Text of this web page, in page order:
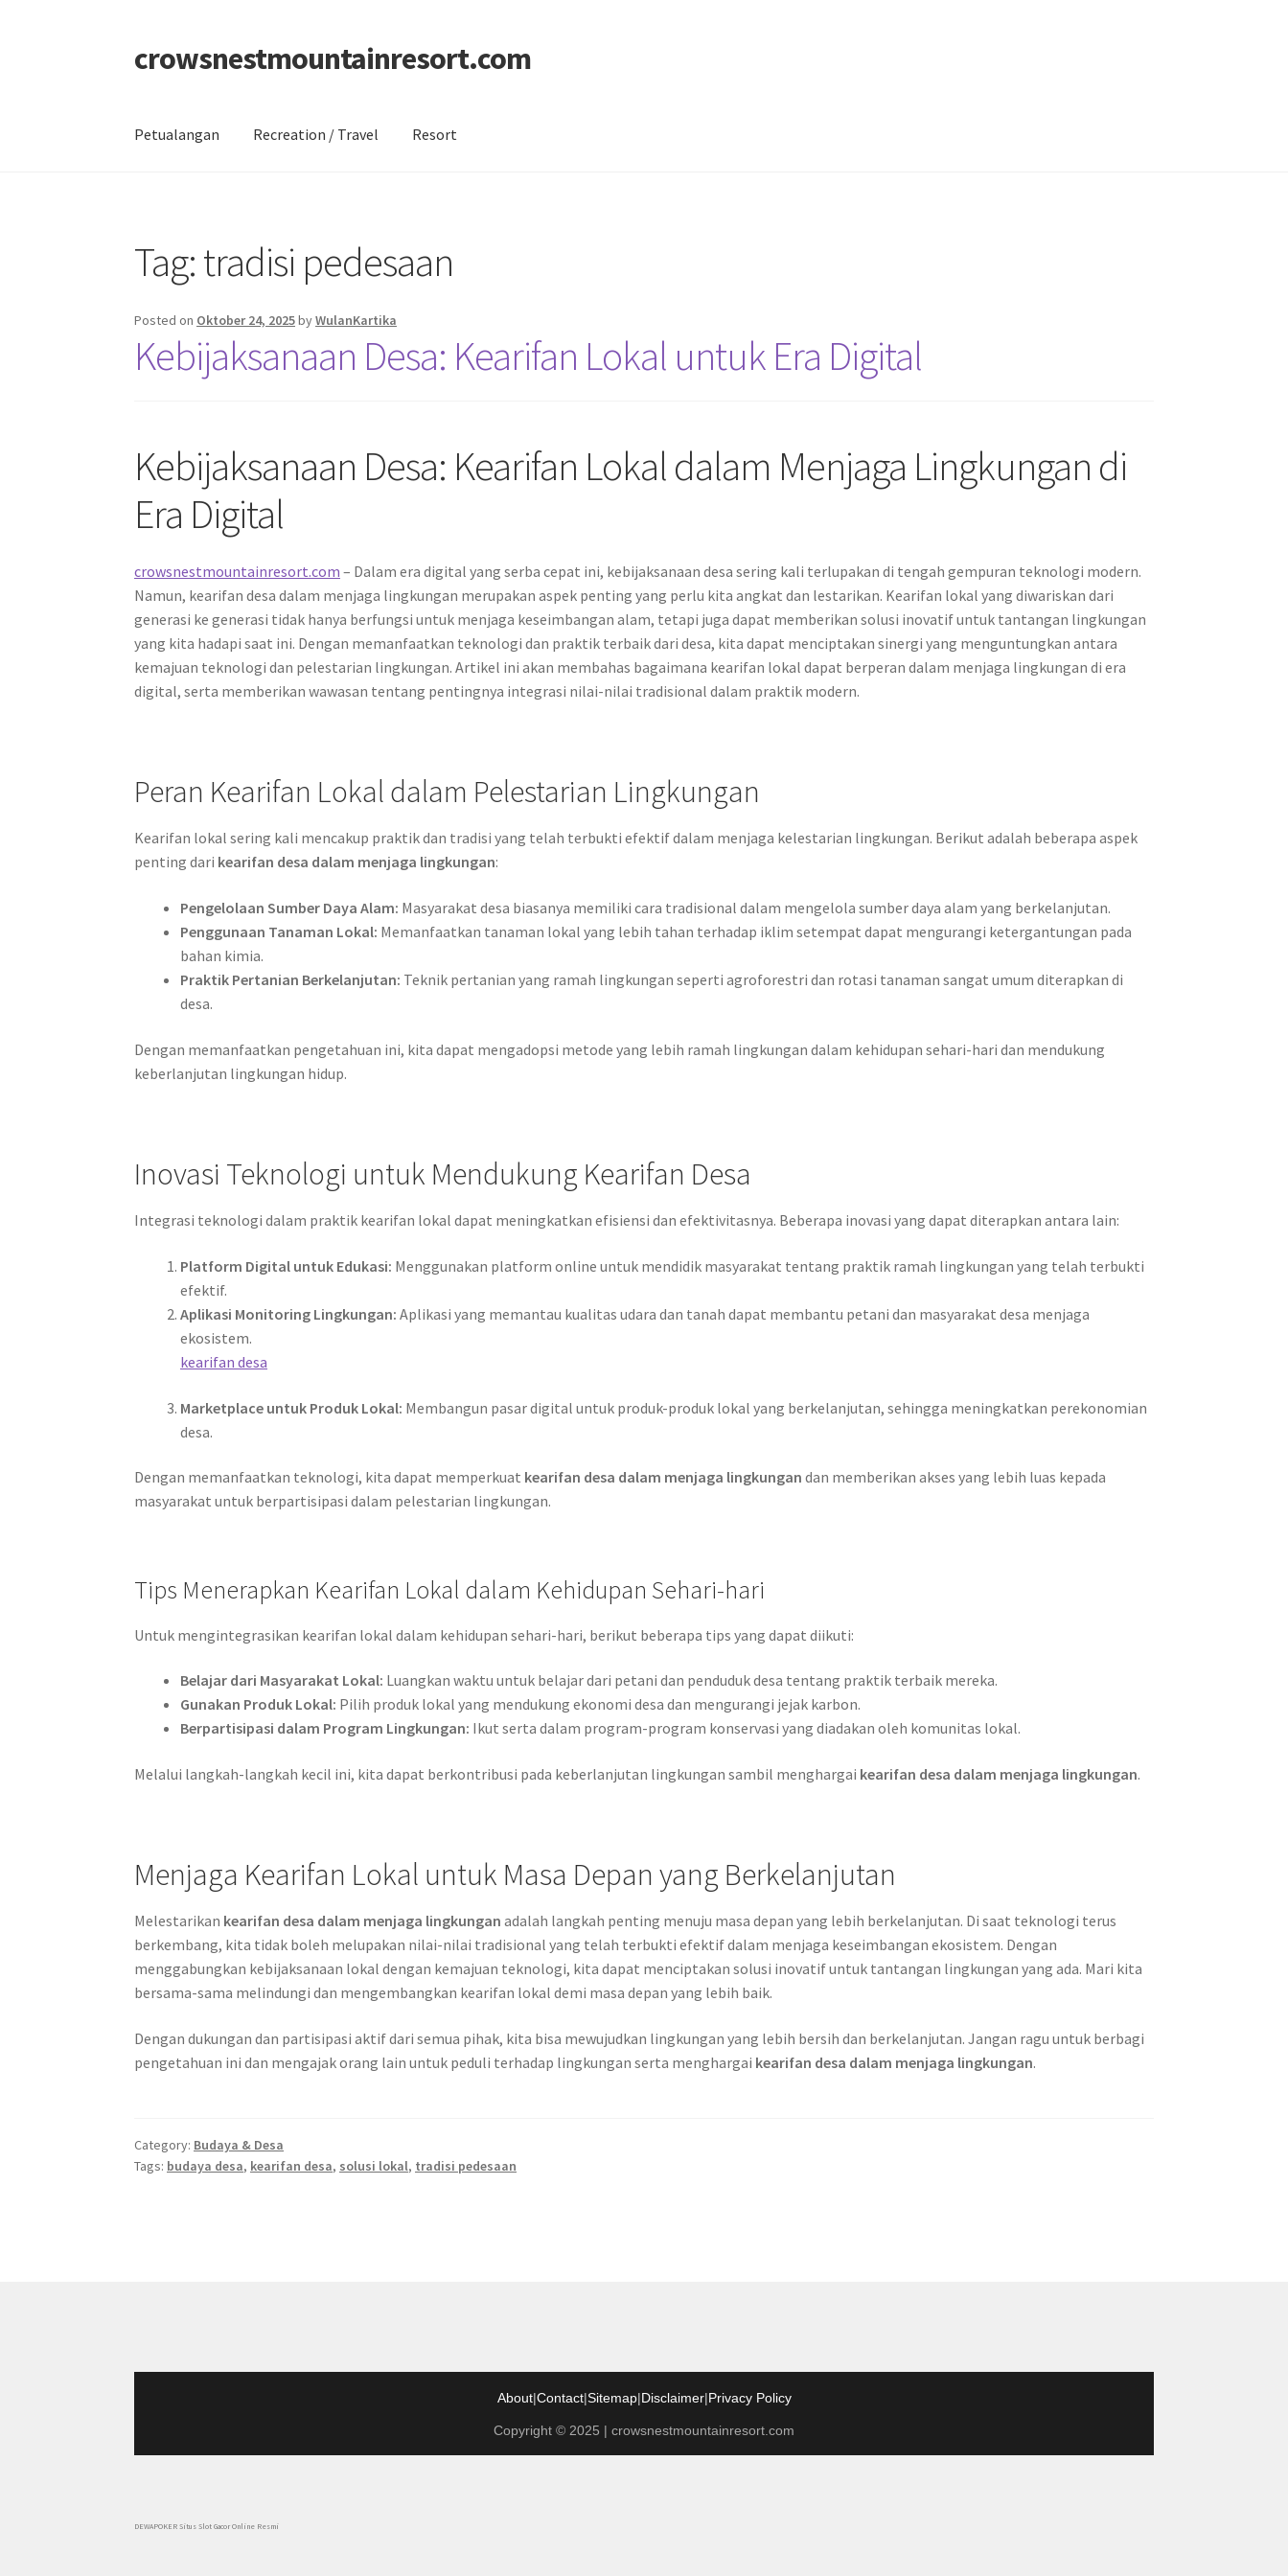
Skip
to
Skip
to
crowsnestmountainresort.com
Petualangan Recreation / Travel Resort
Tag:tradisi pedesaan
Posted on Oktober 24, 2025byWulanKartika
Kebijaksanaan Desa: Kearifan Lokal untuk Era Digital
Kebijaksanaan Desa: Kearifan Lokal dalam Menjaga Lingkungan di
Era Digital
crowsnestmountainresort.com – Dalam era digital yang serba cepat ini, kebijaksanaan desa sering kali terlupakan di tengah gempuran teknologi modern.
Namun, kearifan desa dalam menjaga lingkungan merupakan aspek penting yang perlu kita angkat dan lestarikan. Kearifan lokal yang diwariskan dari
generasi ke generasi tidak hanya berfungsi untuk menjaga keseimbangan alam, tetapi juga dapat memberikan solusi inovatif untuk tantangan lingkungan
yang kita hadapi saat ini. Dengan memanfaatkan teknologi dan praktik terbaik dari desa, kita dapat menciptakan sinergi yang menguntungkan antara
kemajuan teknologi dan pelestarian lingkungan. Artikel ini akan membahas bagaimana kearifan lokal dapat berperan dalam menjaga lingkungan di era
digital, serta memberikan wawasan tentang pentingnya integrasi nilai-nilai tradisional dalam praktik modern.
Peran Kearifan Lokal dalam Pelestarian Lingkungan
Kearifan lokal sering kali mencakup praktik dan tradisi yang telah terbukti efektif dalam menjaga kelestarian lingkungan. Berikut adalah beberapa aspek
penting dari kearifan desa dalam menjaga lingkungan:
Pengelolaan Sumber Daya Alam: Masyarakat desa biasanya memiliki cara tradisional dalam mengelola sumber daya alam yang berkelanjutan.
Penggunaan Tanaman Lokal: Memanfaatkan tanaman lokal yang lebih tahan terhadap iklim setempat dapat mengurangi ketergantungan pada
bahan kimia.
Praktik Pertanian Berkelanjutan: Teknik pertanian yang ramah lingkungan seperti agroforestri dan rotasi tanaman sangat umum diterapkan di
desa.
Dengan memanfaatkan pengetahuan ini, kita dapat mengadopsi metode yang lebih ramah lingkungan dalam kehidupan sehari-hari dan mendukung
keberlanjutan lingkungan hidup.
Inovasi Teknologi untuk Mendukung Kearifan Desa
Integrasi teknologi dalam praktik kearifan lokal dapat meningkatkan efisiensi dan efektivitasnya. Beberapa inovasi yang dapat diterapkan antara lain:
Platform Digital untuk Edukasi: Menggunakan platform online untuk mendidik masyarakat tentang praktik ramah lingkungan yang telah terbukti
efektif.
Aplikasi Monitoring Lingkungan: Aplikasi yang memantau kualitas udara dan tanah dapat membantu petani dan masyarakat desa menjaga
ekosistem.
kearifan desa
Marketplace untuk Produk Lokal: Membangun pasar digital untuk produk-produk lokal yang berkelanjutan, sehingga meningkatkan perekonomian
desa.
Dengan memanfaatkan teknologi, kita dapat memperkuat kearifan desa dalam menjaga lingkungan dan memberikan akses yang lebih luas kepada
masyarakat untuk berpartisipasi dalam pelestarian lingkungan.
Tips Menerapkan Kearifan Lokal dalam Kehidupan Sehari-hari
Untuk mengintegrasikan kearifan lokal dalam kehidupan sehari-hari, berikut beberapa tips yang dapat diikuti:
Belajar dari Masyarakat Lokal: Luangkan waktu untuk belajar dari petani dan penduduk desa tentang praktik terbaik mereka.
Gunakan Produk Lokal: Pilih produk lokal yang mendukung ekonomi desa dan mengurangi jejak karbon.
Berpartisipasi dalam Program Lingkungan: Ikut serta dalam program-program konservasi yang diadakan oleh komunitas lokal.
Melalui langkah-langkah kecil ini, kita dapat berkontribusi pada keberlanjutan lingkungan sambil menghargai kearifan desa dalam menjaga lingkungan.
Menjaga Kearifan Lokal untuk Masa Depan yang Berkelanjutan
Melestarikan kearifan desa dalam menjaga lingkungan adalah langkah penting menuju masa depan yang lebih berkelanjutan. Di saat teknologi terus
berkembang, kita tidak boleh melupakan nilai-nilai tradisional yang telah terbukti efektif dalam menjaga keseimbangan ekosistem. Dengan
menggabungkan kebijaksanaan lokal dengan kemajuan teknologi, kita dapat menciptakan solusi inovatif untuk tantangan lingkungan yang ada. Mari kita
bersama-sama melindungi dan mengembangkan kearifan lokal demi masa depan yang lebih baik.
Dengan dukungan dan partisipasi aktif dari semua pihak, kita bisa mewujudkan lingkungan yang lebih bersih dan berkelanjutan. Jangan ragu untuk berbagi
pengetahuan ini dan mengajak orang lain untuk peduli terhadap lingkungan serta menghargai kearifan desa dalam menjaga lingkungan.
Category: Budaya & Desa
Tags: budaya desa, kearifan desa, solusi lokal, tradisi pedesaan
About|Contact|Sitemap|Disclaimer|Privacy Policy
Copyright © 2025 | crowsnestmountainresort.com
DEWAPOKER Situs Slot Gacor Online Resmi